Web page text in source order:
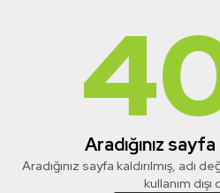
Aradığınız
Aradığınız sayfa kaldırılmış, adı
kullanım dışı